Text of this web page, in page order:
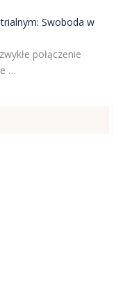
Swoboda w
połączenie
…